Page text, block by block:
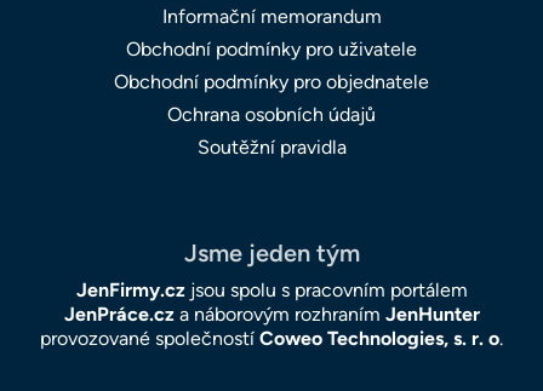
Informační memorandum
Obchodní podmínky pro uživatele
Obchodní podmínky pro objednatele
Ochrana osobních údajů
Soutěžní pravidla
Jsme jeden tým
JenFirmy.czjsou spolu s pracovním portálem
JenPráce.cza náborovým rozhraním JenHunter
provozované společností Coweo Technologies, s. r. o.